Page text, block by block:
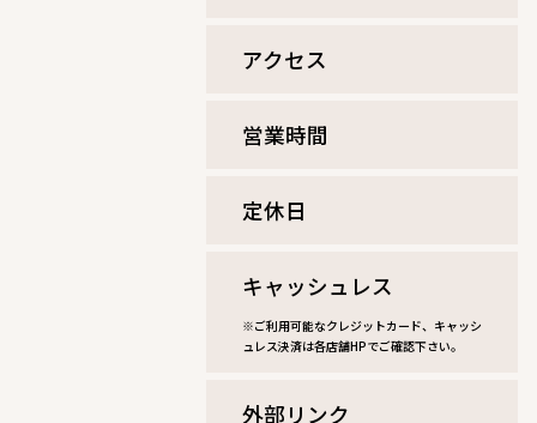
アクセス
営業時間
定休⽇
キャッシュレス
※ご利用可能なクレジットカード、キャッシ
ュレス決済は各店舗HPでご確認下さい。
外部リンク